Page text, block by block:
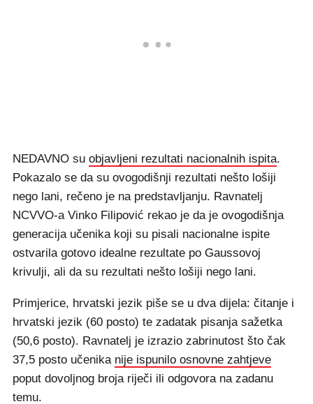
NEDAVNO su objavljeni rezultati nacionalnih ispita.
Pokazalo se da su ovogodišnji rezultati nešto lošiji
nego lani, rečeno je na predstavljanju. Ravnatelj
NCVVO-a Vinko Filipović rekao je da je ovogodišnja
generacija učenika koji su pisali nacionalne ispite
ostvarila gotovo idealne rezultate po Gaussovoj
krivulji, ali da su rezultati nešto lošiji nego lani.
Primjerice, hrvatski jezik piše se u dva dijela: čitanje i
hrvatski jezik (60 posto) te zadatak pisanja sažetka
(50,6 posto). Ravnatelj je izrazio zabrinutost što čak
37,5 posto učenika nije ispunilo osnovne zahtjeve
poput dovoljnog broja riječi ili odgovora na zadanu
temu.